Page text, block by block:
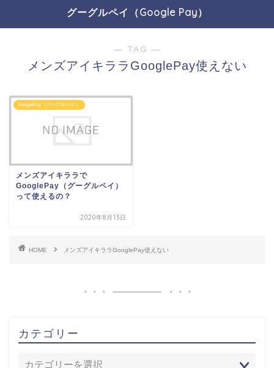
グーグルペイ（Google Pay）
― TAG ―
メンズアイキララGooglePay使えない
GooglePay（グーグルペイ）
メンズアイキララで
GooglePay（グーグルペイ）
って使えるの？
2020年8月13日
HOME メンズアイキララGooglePay使えない
カテゴリー